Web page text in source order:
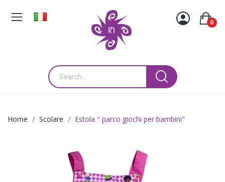
0
Home Scolare Estola " parco giochi per bambini"